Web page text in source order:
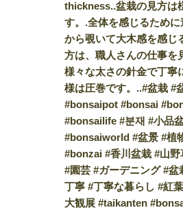
ョ
ン
thickness..盆栽の見方は
す。.全体を感じるため
から覗いて大木感を感じ
方は、職人さんの仕事を
様々な太さの針金で丁寧
様は圧巻です。..#盆栽 #
#bonsaipot #bonsai
#bonsailife #분재 #小品
#bonsaiworld #盆景 #植
#bonzai #香川盆栽 #山
#園芸 #ガーデニング #盆
丁寧 #丁寧な暮らし #紅
大観展 #taikanten